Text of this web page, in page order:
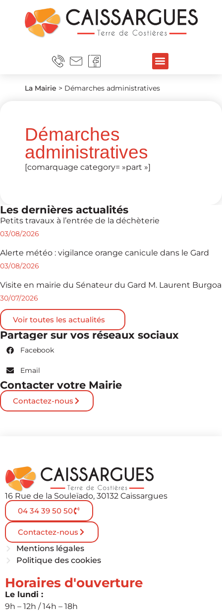
La Mairie > Démarches administratives
Démarches
administratives
[comarquage category= »part »]
Les dernières actualités
Petits travaux à l’entrée de la déchèterie
03/08/2026
Alerte météo : vigilance orange canicule dans le Gard
03/08/2026
Visite en mairie du Sénateur du Gard M. Laurent Burgoa
30/07/2026
Voir toutes les actualités
Partager sur vos réseaux sociaux
Facebook
Email
Contacter votre Mairie
Contactez-nous
16 Rue de la Souleïado, 30132 Caissargues
04 34 39 50 50
Contactez-nous
Mentions légales
Politique des cookies
Horaires d'ouverture
Le lundi :
9h – 12h / 14h – 18h